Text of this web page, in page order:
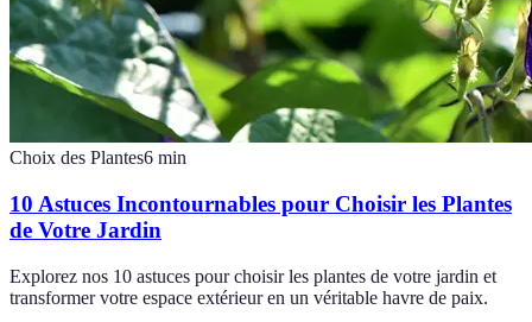
Choix des Plantes6 min
10 Astuces Incontournables pour Choisir les Plantes
de Votre Jardin
Explorez nos 10 astuces pour choisir les plantes de votre jardin et
transformer votre espace extérieur en un véritable havre de paix.